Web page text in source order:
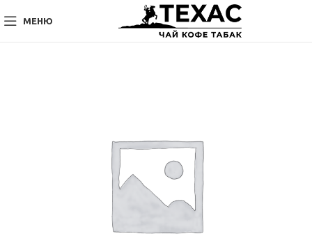
МЕНЮ